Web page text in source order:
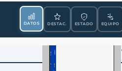
DATOS DESTAC. ESTADO EQUIPO
Datos